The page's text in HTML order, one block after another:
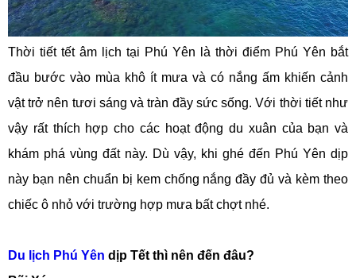
Thời tiết tết âm lịch tại Phú Yên là thời điểm Phú Yên bắt
đầu bước vào mùa khô ít mưa và có nắng ấm khiến cảnh
vật trở nên tươi sáng và tràn đầy sức sống. Với thời tiết như
vậy rất thích hợp cho các hoạt động du xuân của bạn và
khám phá vùng đất này. Dù vậy, khi ghé đến Phú Yên dịp
này bạn nên chuẩn bị kem chống nắng đầy đủ và kèm theo
chiếc ô nhỏ với trường hợp mưa bất chợt nhé.
Du lịch Phú Yên dịp Tết thì nên đến đâu?